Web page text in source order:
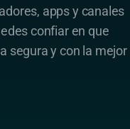
apps y canales
confiar en que
segura y con la mejor